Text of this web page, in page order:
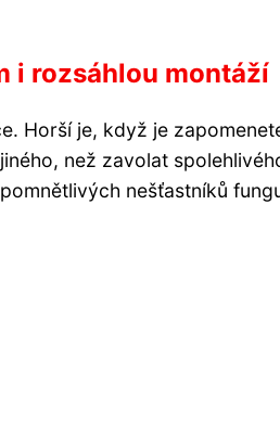
i rozsáhlou montáží
Horší je, když je
než zavolat
nešťastníků